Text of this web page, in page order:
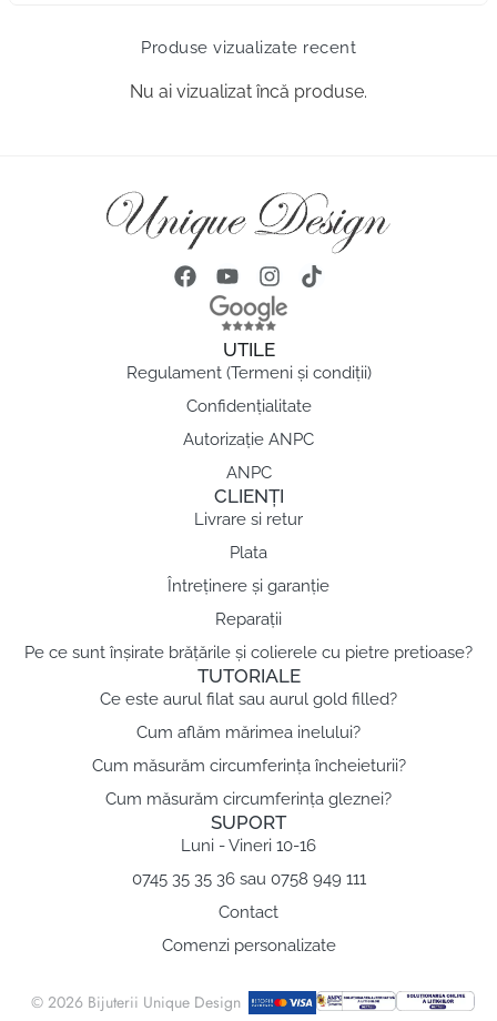
Produse vizualizate recent
Nu ai vizualizat încă produse.
UTILE
Regulament (Termeni și condiții)
Confidențialitate
Autorizație ANPC
ANPC
CLIENȚI
Livrare si retur
Plata
Întreținere și garanție
Reparații
Pe ce sunt înșirate brățările și colierele cu pietre pretioase?
TUTORIALE
Ce este aurul filat sau aurul gold filled?
Cum aflăm mărimea inelului?
Cum măsurăm circumferința încheieturii?
Cum măsurăm circumferința gleznei?
SUPORT
Luni - Vineri 10-16
0745 35 35 36 sau 0758 949 111
Contact
Comenzi personalizate
© 2026 Bijuterii Unique Design